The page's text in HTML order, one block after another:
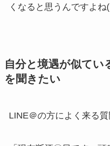
くなると思うんですよね
自分と境遇が似てい
を聞きたい
LINE＠の方によく来る質